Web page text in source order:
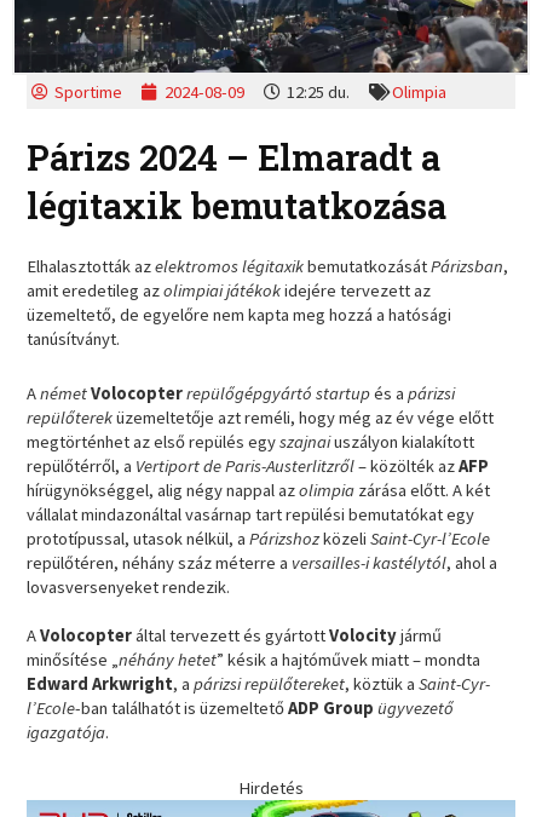
Sportime 2024-08-09 12:25 du. Olimpia
Párizs 2024 – Elmaradt a
légitaxik bemutatkozása
Elhalasztották azelektromos légitaxikbemutatkozásátPárizsban,
amit eredetileg azolimpiai játékokidejére tervezett az
üzemeltető, de egyelőre nem kapta meg hozzá a hatósági
tanúsítványt.
AnémetVolocopterrepülőgépgyártó startupés apárizsi
repülőtereküzemeltetője azt reméli, hogy még az év vége előtt
megtörténhet az első repülés egyszajnaiuszályon kialakított
repülőtérről, a Vertiport de Paris-Austerlitzről– közölték azAFP
hírügynökséggel, alig négy nappal azolimpia zárása előtt. A két
vállalat mindazonáltal vasárnap tart repülési bemutatókat egy
prototípussal, utasok nélkül, aPárizshozközeliSaint-Cyr-l’Ecole
repülőtéren, néhány száz méterre a versailles-i kastélytól, ahol a
lovasversenyeket rendezik.
AVolocopteráltal tervezett és gyártottVolocityjármű
minősítése „néhány hetet” késik a hajtóművek miatt – mondta
Edward Arkwright, apárizsi repülőtereket, köztük aSaint-Cyr-
l’Ecole-ban találhatót is üzemeltetőADP Groupügyvezető
igazgatója.
Hirdetés